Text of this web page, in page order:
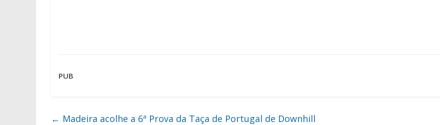
PUB
← Madeira acolhe a 6ª Prova da Taça de Portugal de Downhill